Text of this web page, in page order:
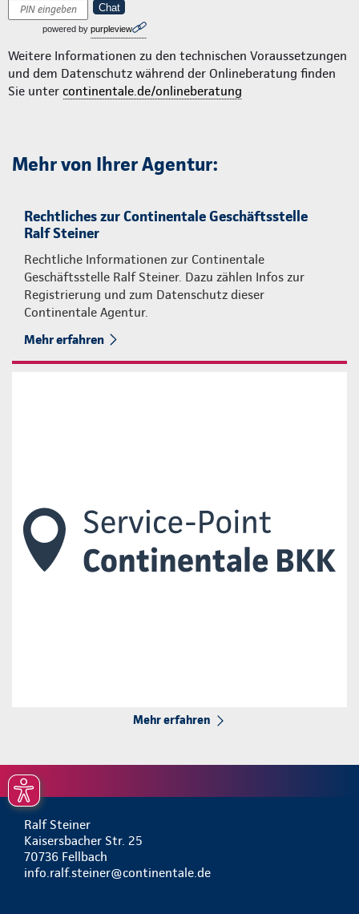
Chat
powered by purpleview
Weitere Informationen zu den technischen Voraussetzungen
und dem Datenschutz während der Onlineberatung finden
Sie unter continentale.de/onlineberatung
Mehr von Ihrer Agentur:
Rechtliches zur Continentale Geschäftsstelle
Ralf Steiner
Rechtliche Informationen zur Continentale
Geschäftsstelle Ralf Steiner. Dazu zählen Infos zur
Registrierung und zum Datenschutz dieser
Continentale Agentur.
Mehr erfahren
Mehr erfahren
Ralf Steiner
Kaisersbacher Str. 25
70736 Fellbach
info.ralf.steiner@continentale.de